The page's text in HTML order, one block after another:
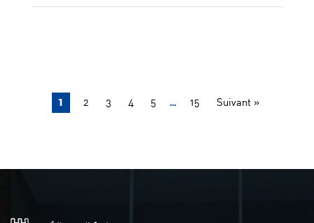
1 2 3 4 5 … 15 Suivant »